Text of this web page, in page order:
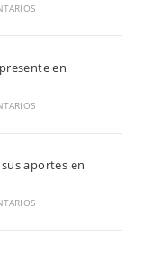
en
aportes en